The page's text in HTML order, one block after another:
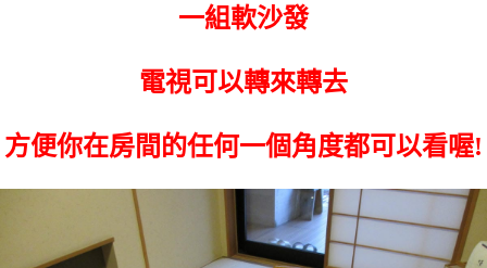
一組軟沙發
電視可以轉來轉去
方便你在房間的任何一個角度都可以看喔!